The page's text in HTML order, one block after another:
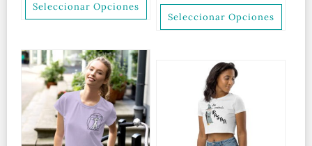
Seleccionar Opciones
Seleccionar Opciones